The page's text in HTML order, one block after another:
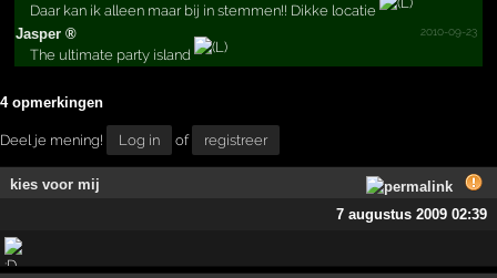
Daar kan ik alleen maar bij in stemmen!! Dikke locatie
Jasper ®
2010-09-23
The ultimate party island
4 opmerkingen
Deel je mening! Log in of registreer
kies voor mij
7 augustus 2009 02:39